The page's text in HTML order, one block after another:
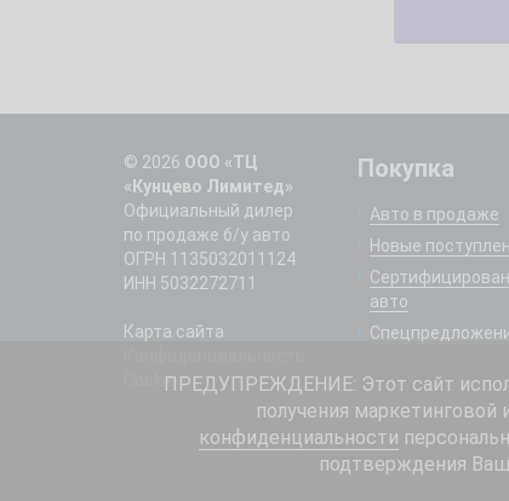
© 2026 ООО «ТЦ
«Кунцево Лимитед»
Официальный дилер
по продаже б/у авто
ОГРН 1135032011124
ИНН 5032272711
Карта сайта
Cookie
Покупка
Авто в продаже
Новые
авто
ПРЕДУПРЕЖДЕНИЕ: Этот сайт
получения
конфиденциальности
подтверждения